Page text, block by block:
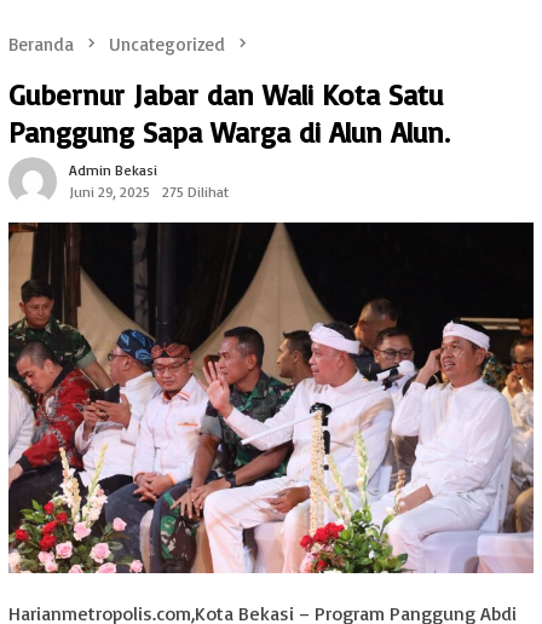
Beranda Uncategorized
Gubernur Jabar dan Wali Kota Satu
Panggung Sapa Warga di Alun Alun.
Admin Bekasi
Juni 29, 2025
275 Dilihat
Harianmetropolis.com,Kota Bekasi – Program Panggung Abdi